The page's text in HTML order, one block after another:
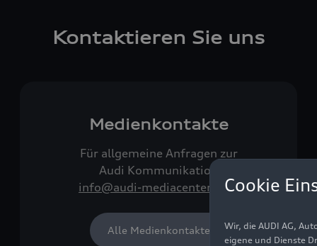
Kontaktieren Sie uns
Medienkontakte
Für allgemeine Anfragen zur
Audi Kommunikation
info@audi-mediacenter.com
Alle Medienkontakte
Cookie
Wir, die AUDI AG,
eigene und Dienste